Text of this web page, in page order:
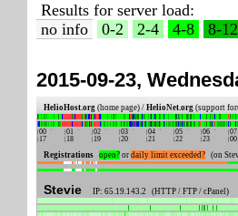
Results for server load:
no info
0-2 2-4 4-8 8-12
2015-09-23,
HelioHost.org (home page) / HelioNet.org (support
Registrations open? or daily limit exceeded? (on
Stevie IP: 65.19.143.2 (HTTP / FTP / cPanel)
00 01 02 03 04 05 06 07
17
18 19 20 21 22 23 00